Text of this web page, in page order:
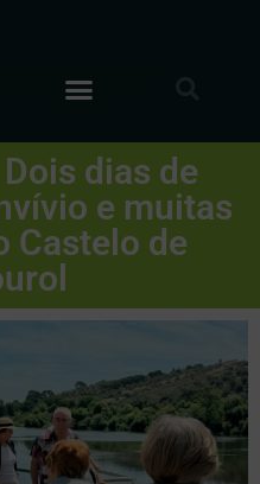
dias de
e muitas
Castelo de